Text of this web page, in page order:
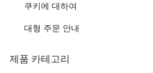
쿠키에 대하여
대형 주문 안내
제품 카테고리